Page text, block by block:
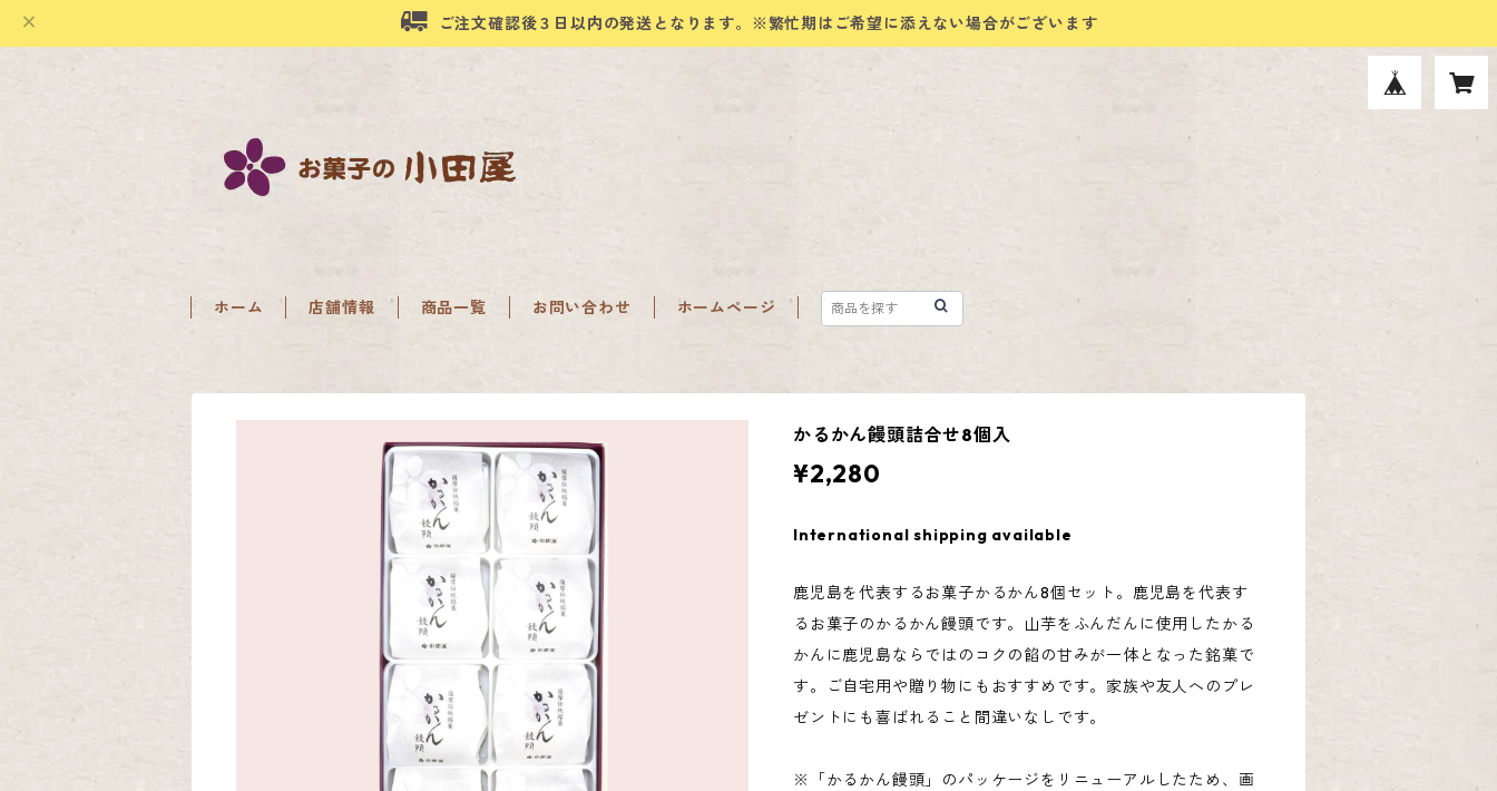
ご注文確認後３日以内の発送となります。※繁忙期はご希望に添えない場合がございます
ホーム 店舗情報 商品一覧 お問い合わせ ホームページ
かるかん饅頭詰合せ8個入
¥2,280
International shipping available
鹿児島を代表するお菓子かるかん8個セット。鹿児島を代表す
るお菓子のかるかん饅頭です。山芋をふんだんに使用したかる
かんに鹿児島ならではのコクの餡の甘みが一体となった銘菓で
す。ご自宅用や贈り物にもおすすめです。家族や友人へのプレ
ゼントにも喜ばれること間違いなしです。
※「かるかん饅頭」のパッケージをリニューアルしたため、画